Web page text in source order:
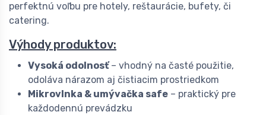
perfektnú voľbu pre hotely, reštaurácie, bufety, či
catering.
Výhody produktov:
Vysoká odolnosť– vhodný na časté použitie,
odoláva nárazom aj čistiacim prostriedkom
Mikrovlnka & umývačka safe – praktický pre
každodennú prevádzku